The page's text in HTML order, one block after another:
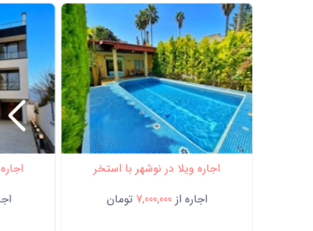
اجاره ویلا در نوشهر با استخر
اجاره از 7,000,000 تومان